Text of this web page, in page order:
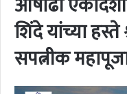
शिंदे यांच्या हस्ते
सपत्नीक